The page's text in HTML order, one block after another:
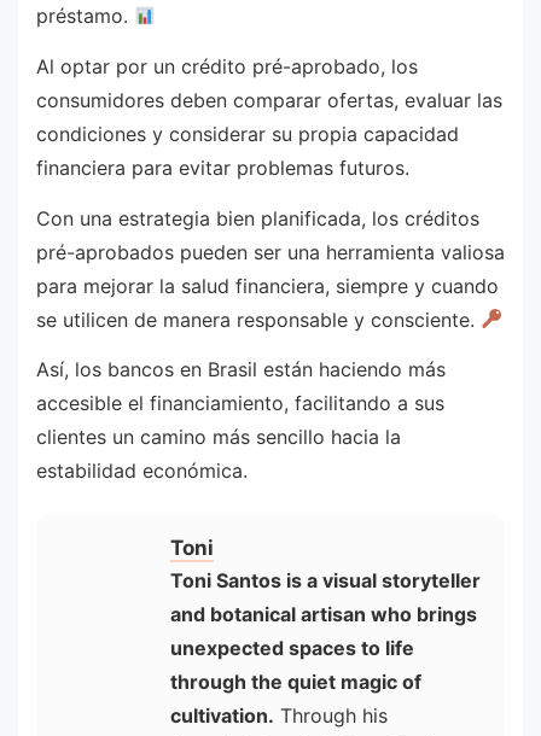
préstamo.
Al optar por un crédito pré-aprobado, los
consumidores deben comparar ofertas, evaluar las
condiciones y considerar su propia capacidad
financiera para evitar problemas futuros.
Con una estrategia bien planificada, los créditos
pré-aprobados pueden ser una herramienta valiosa
para mejorar la salud financiera, siempre y cuando
se utilicen de manera responsable y consciente.
Así, los bancos en Brasil están haciendo más
accesible el financiamiento, facilitando a sus
clientes un camino más sencillo hacia la
estabilidad económica.
Toni
Toni Santos is a visual storyteller
and botanical artisan who brings
unexpected spaces to life
through the quiet magic of
cultivation. Through his